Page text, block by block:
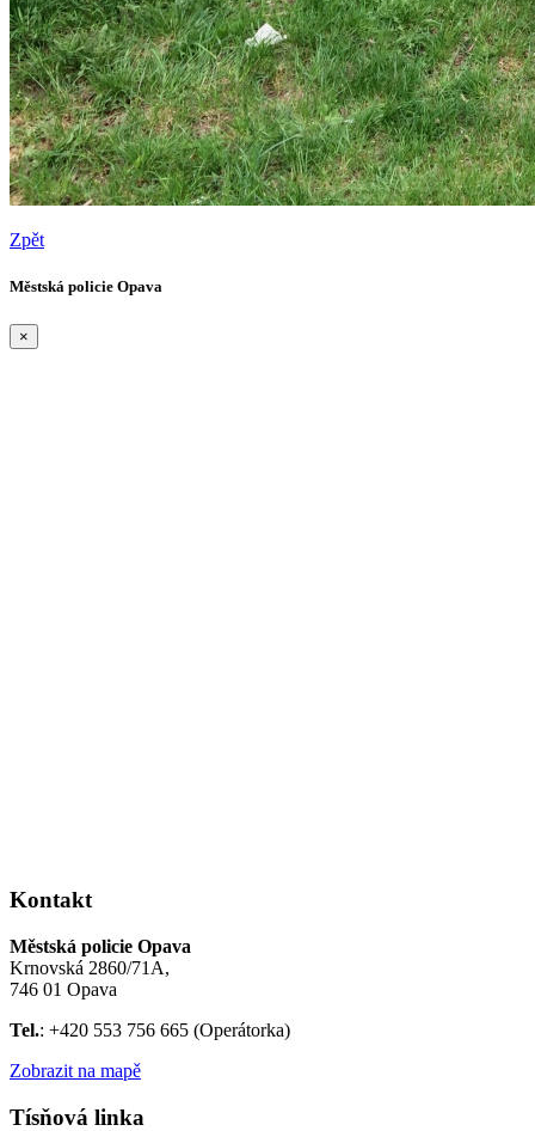
Zpět
Městská policie Opava
×
Kontakt
Městská policie Opava
Krnovská 2860/71A,
746 01 Opava
Tel.: +420 553 756 665 (Operátorka)
Zobrazit na mapě
Tísňová linka